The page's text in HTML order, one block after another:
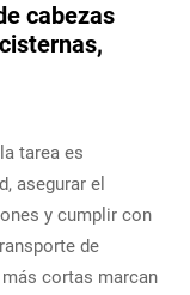
cabezas
tarea es
asegurar el
y cumplir con
de
cortas marcan